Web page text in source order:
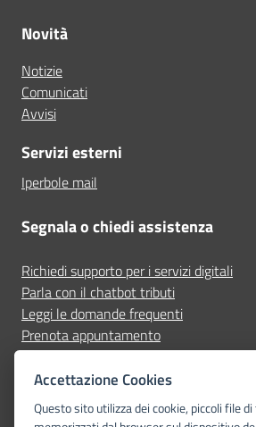
Novità
Notizie
Comunicati
Avvisi
Servizi esterni
Iperbole mail
Segnala o chiedi assistenza
Richiedi supporto per i servizi digitali
Parla con il chatbot tributi
Leggi le domande frequenti
Prenota appuntamento
Segnala disservizio
Seguici su
Accettazione Cookies
Questo sito utilizza dei cookie, piccoli file